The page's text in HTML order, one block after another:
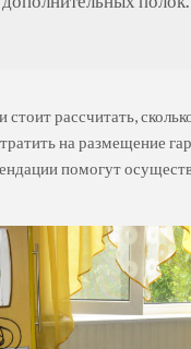
рассчитать,
на размещение
помогут